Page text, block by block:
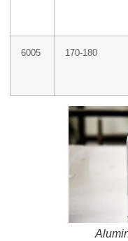
6005 170-180